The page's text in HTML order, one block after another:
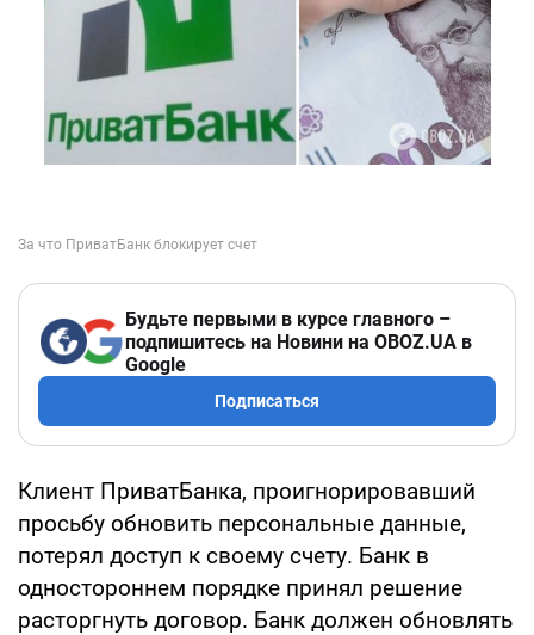
Будьте первыми в курсе главного –
подпишитесь на Новини на OBOZ.UA в
Google
Подписаться
Клиент ПриватБанка, проигнорировавший
просьбу обновить персональные данные,
потерял доступ к своему счету. Банк в
одностороннем порядке принял решение
расторгнуть договор. Банк должен обновлять